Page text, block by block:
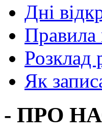
Дні
Правила
Розклад
Як
- ПРО